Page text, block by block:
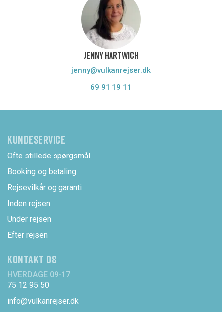
JENNY HARTWICH
jenny@vulkanrejser.dk
69 91 19 11
KUNDESERVICE
Ofte stillede spørgsmål
Booking og betaling
Rejsevilkår og garanti
Inden rejsen
Under rejsen
Efter rejsen
KONTAKT OS
HVERDAGE 09-17
75 12 95 50
info@vulkanrejser.dk